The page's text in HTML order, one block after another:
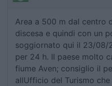
Area a 500 m dal centro
discesa e quindi con un
soggiornato qui il 23/08/
per 24 h. Il paese molto
fiume Aven; consiglio il
allUfficio del Turismo